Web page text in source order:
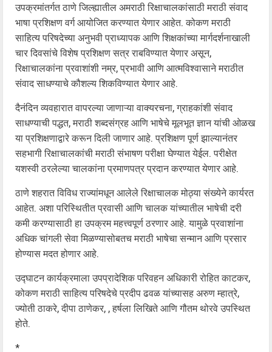
उपक्रमांतर्गत ठाणे जिल्ह्यातील अमराठी रिक्षाचालकांसाठी मराठी संवाद
भाषा प्रशिक्षण वर्ग आयोजित करण्यात येणार आहेत. कोकण मराठी
साहित्य परिषदेच्या अनुभवी प्राध्यापक आणि शिक्षकांच्या मार्गदर्शनाखाली
चार दिवसांचे विशेष प्रशिक्षण सत्र राबविण्यात येणार असून,
रिक्षाचालकांना प्रवाशांशी नम्र, प्रभावी आणि आत्मविश्वासाने मराठीत
संवाद साधण्याचे कौशल्य शिकविण्यात येणार आहे.
दैनंदिन व्यवहारात वापरल्या जाणाऱ्या वाक्यरचना, ग्राहकांशी संवाद
साधण्याची पद्धत, मराठी शब्दसंग्रह आणि भाषेचे मूलभूत ज्ञान यांची ओळख
या प्रशिक्षणाद्वारे करून दिली जाणार आहे. प्रशिक्षण पूर्ण झाल्यानंतर
सहभागी रिक्षाचालकांची मराठी संभाषण परीक्षा घेण्यात येईल. परीक्षेत
यशस्वी ठरलेल्या चालकांना प्रमाणपत्र प्रदान करण्यात येणार आहे.
ठाणे शहरात विविध राज्यांमधून आलेले रिक्षाचालक मोठ्या संख्येने कार्यरत
आहेत. अशा परिस्थितीत प्रवासी आणि चालक यांच्यातील भाषेची दरी
कमी करण्यासाठी हा उपक्रम महत्त्वपूर्ण ठरणार आहे. यामुळे प्रवाशांना
अधिक चांगली सेवा मिळण्यासोबतच मराठी भाषेचा सन्मान आणि प्रसार
होण्यास मदत होणार आहे.
उद्घाटन कार्यक्रमाला उपप्रादेशिक परिवहन अधिकारी रोहित काटकर,
कोकण मराठी साहित्य परिषदेचे प्रदीप ढवळ यांच्यासह अरुण म्हात्रे,
ज्योती ठाकरे, दीपा ठाणेकर, , हर्षला लिखिते आणि गौतम थोरवे उपस्थित
होते.
*